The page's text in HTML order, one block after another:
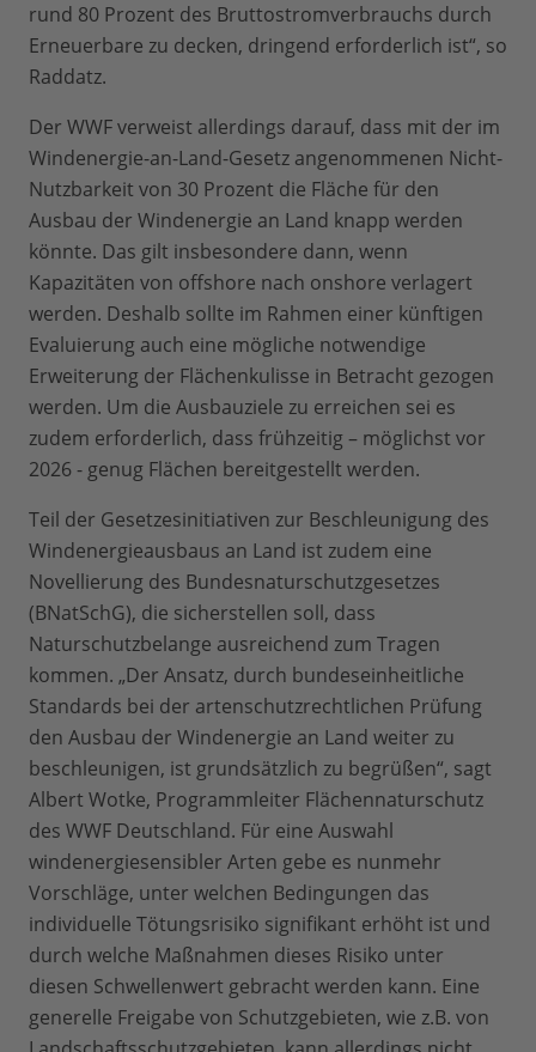
rund 80 Prozent des Bruttostromverbrauchs durch
Erneuerbare zu decken, dringend erforderlich ist“, so
Raddatz.
Der WWF verweist allerdings darauf, dass mit der im
Windenergie-an-Land-Gesetz angenommenen Nicht-
Nutzbarkeit von 30 Prozent die Fläche für den
Ausbau der Windenergie an Land knapp werden
könnte. Das gilt insbesondere dann, wenn
Kapazitäten von offshore nach onshore verlagert
werden. Deshalb sollte im Rahmen einer künftigen
Evaluierung auch eine mögliche notwendige
Erweiterung der Flächenkulisse in Betracht gezogen
werden. Um die Ausbauziele zu erreichen sei es
zudem erforderlich, dass frühzeitig – möglichst vor
2026 - genug Flächen bereitgestellt werden.
Teil der Gesetzesinitiativen zur Beschleunigung des
Windenergieausbaus an Land ist zudem eine
Novellierung des Bundesnaturschutzgesetzes
(BNatSchG), die sicherstellen soll, dass
Naturschutzbelange ausreichend zum Tragen
kommen. „Der Ansatz, durch bundeseinheitliche
Standards bei der artenschutzrechtlichen Prüfung
den Ausbau der Windenergie an Land weiter zu
beschleunigen, ist grundsätzlich zu begrüßen“, sagt
Albert Wotke, Programmleiter Flächennaturschutz
des WWF Deutschland. Für eine Auswahl
windenergiesensibler Arten gebe es nunmehr
Vorschläge, unter welchen Bedingungen das
individuelle Tötungsrisiko signifikant erhöht ist und
durch welche Maßnahmen dieses Risiko unter
diesen Schwellenwert gebracht werden kann. Eine
generelle Freigabe von Schutzgebieten, wie z.B. von